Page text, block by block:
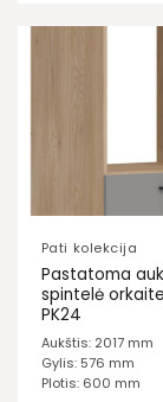
Pati kolekcija
Pastatoma
spintelė
PK24
Aukštis: 2017 mm
Gylis: 576 mm
Plotis: 600 mm